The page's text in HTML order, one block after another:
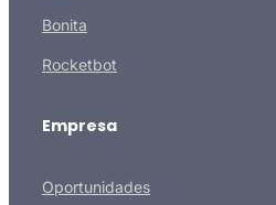
Bonita
Rocketbot
Empresa
Oportunidades